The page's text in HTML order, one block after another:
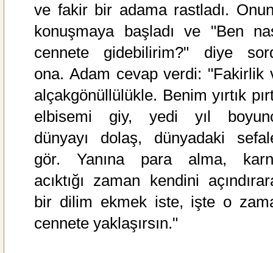
ve fakir bir adama rastladı.
konuşmaya başladı ve "Ben
cennete gidebilirim?" diye
ona. Adam cevap verdi: "Fakirlik
alçakgönüllülükle. Benim yırtık
elbisemi giy, yedi yıl
dünyayı dolaş, dünyadaki
gör. Yanına para alma,
acıktığı zaman kendini
bir dilim ekmek iste, işte o
cennete yaklaşırsın."